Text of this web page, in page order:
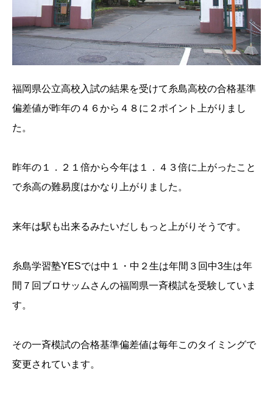
福岡県公立高校入試の結果を受けて糸島高校の合格基準
偏差値が昨年の４６から４８に２ポイント上がりまし
た。
昨年の１．２１倍から今年は１．４３倍に上がったこと
で糸高の難易度はかなり上がりました。
来年は駅も出来るみたいだしもっと上がりそうです。
糸島学習塾YESでは中１・中２生は年間３回中3生は年
間７回ブロサッムさんの福岡県一斉模試を受験していま
す。
その一斉模試の合格基準偏差値は毎年このタイミングで
変更されています。